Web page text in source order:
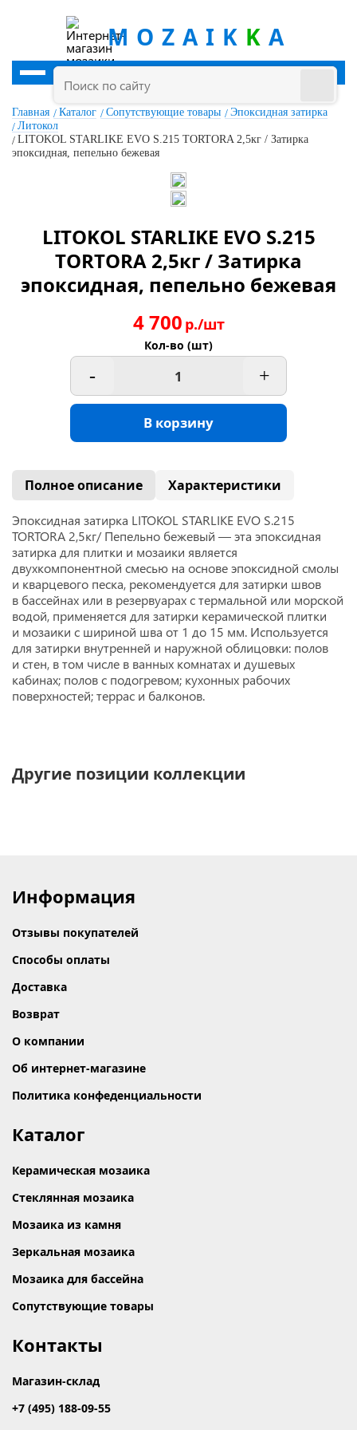
MOZAIK K A
Главная Каталог Сопутствующие товары
Эпоксидная затирка
Литокол
LITOKOL STARLIKE EVO S.215 TORTORA 2,5кг / Затирка
эпоксидная, пепельно бежевая
LITOKOL STARLIKE EVO S.215
TORTORA 2,5кг / Затирка
эпоксидная, пепельно бежевая
4 700 р./шт
Кол-во (шт)
- +
В корзину
Полное описание Характеристики
Эпоксидная затирка LITOKOL STARLIKE EVO S.215
TORTORA 2,5кг/ Пепельно бежевый — эта эпоксидная
затирка для плитки и мозаики является
двухкомпонентной смесью на основе эпоксидной смолы
и кварцевого песка, рекомендуется для затирки швов
в бассейнах или в резервуарах с термальной или морской
водой, применяется для затирки керамической плитки
и мозаики с шириной шва от 1 до 15 мм. Используется
для затирки внутренней и наружной облицовки: полов
и стен, в том числе в ванных комнатах и душевых
кабинах; полов с подогревом; кухонных рабочих
поверхностей; террас и балконов.
Другие позиции коллекции
Информация
Отзывы покупателей
Способы оплаты
Доставка
Возврат
О компании
Об интернет-магазине
Политика конфеденциальности
Каталог
Керамическая мозаика
Стеклянная мозаика
Мозаика из камня
Зеркальная мозаика
Мозаика для бассейна
Сопутствующие товары
Контакты
Магазин-склад
+7 (495) 188-09-55